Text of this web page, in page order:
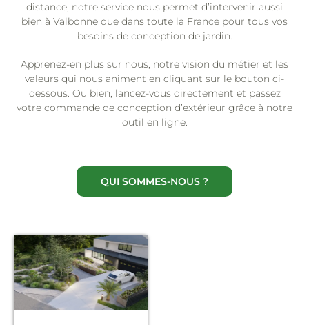
distance, notre service nous permet d’intervenir aussi
bien à Valbonne que dans toute la France pour tous vos
besoins de conception de jardin.
Apprenez-en plus sur nous, notre vision du métier et les
valeurs qui nous animent en cliquant sur le bouton ci-
dessous. Ou bien, lancez-vous directement et passez
votre commande de conception d’extérieur grâce à notre
outil en ligne.
QUI SOMMES-NOUS ?